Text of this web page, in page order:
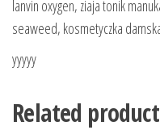
lanvin oxygen, ziaja tonik
seaweed, kosmetyczka
yyyyy
Related